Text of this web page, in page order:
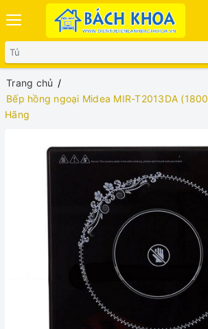
Trang chủ
Bếp hồng ngoại Midea MIR-T2013DA
Hãng